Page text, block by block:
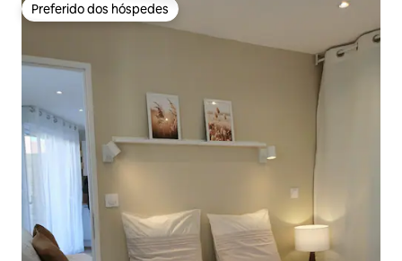
Preferido dos hóspedes
Preferido dos hóspedes